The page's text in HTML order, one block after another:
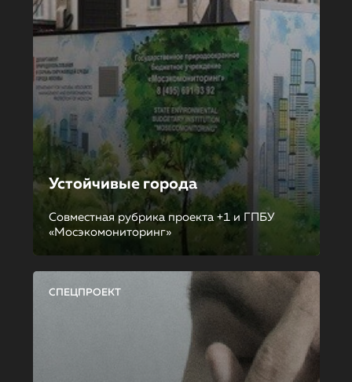
Устойчивые города
Совместная рубрика проекта +1 и ГПБУ
«Мосэкомониторинг»
СПЕЦПРОЕКТ